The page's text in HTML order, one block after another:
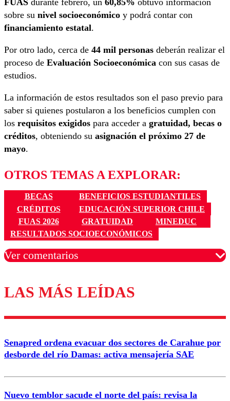
FUAS durante febrero, un 60,85% obtuvo información
sobre su nivel socioeconómico y podrá contar con
financiamiento estatal.
Por otro lado, cerca de 44 mil personas deberán realizar el
proceso de Evaluación Socioeconómica con sus casas de
estudios.
La información de estos resultados son el paso previo para
saber si quienes postularon a los beneficios cumplen con
los requisitos exigidos para acceder a gratuidad, becas o
créditos, obteniendo su asignación el próximo 27 de
mayo.
OTROS TEMAS A EXPLORAR:
BECAS
BENEFICIOS ESTUDIANTILES
CRÉDITOS
EDUCACIÓN SUPERIOR CHILE
FUAS 2026
GRATUIDAD
MINEDUC
RESULTADOS SOCIOECONÓMICOS
Ver comentarios
Los comentarios son moderados para garantizar un
diálogo respetuoso.
Nombre
Correo
LAS MÁS LEÍDAS
Senapred ordena evacuar dos sectores de Carahue por
desborde del río Damas: activa mensajería SAE
Nuevo temblor sacude el norte del país: revisa la